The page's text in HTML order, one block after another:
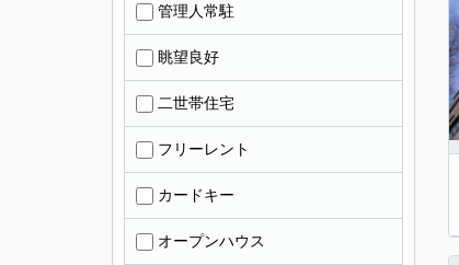
管理人常駐
眺望良好
二世帯住宅
フリーレント
カードキー
オープンハウス